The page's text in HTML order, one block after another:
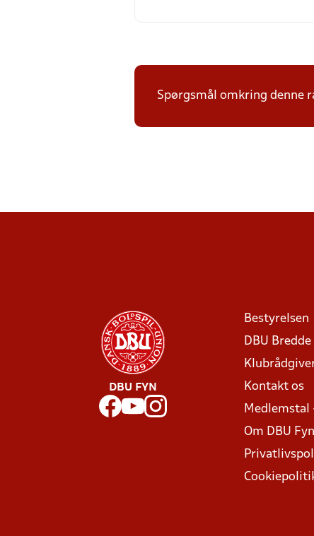
Spørgsmål omkring denne
DBU FYN
Bestyrelsen
DBU Bredde
Kontakt os
Medlemstal
Om DBU Fyn